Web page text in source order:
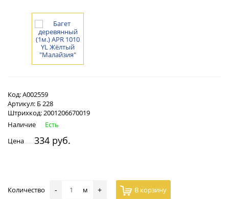
Код:А002559
Артикул: Б 228
Штрихкод: 2001206670019
Наличие
Есть
Цена
334 руб.
Количество - м + В корзину